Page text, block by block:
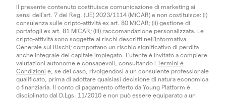
Il presente contenuto costituisce comunicazione di marketing ai
sensi dell'art. 7 del Reg. (UE) 2023/1114 (MiCAR) e non costituisce: (i)
consulenza sulle cripto-attività ex art. 80 MiCAR; (ii) gestione di
portafogli ex art. 81 MiCAR; (iii) raccomandazione personalizzata. Le
cripto-attività sono soggette ai rischi descritti nell'Informativa
Generale sui Rischi; comportano un rischio significativo di perdita
anche integrale del capitale impiegato. L’utente è invitato a compiere
valutazioni autonome e consapevoli, consultando i Termini e
Condizioni e, se del caso, rivolgendosi a un consulente professionale
qualificato, prima di adottare qualsiasi decisione di natura economica
o finanziaria. Il conto di pagamento offerto da Young Platform è
disciplinato dal D.Lgs. 11/2010 e non può essere equiparato a un